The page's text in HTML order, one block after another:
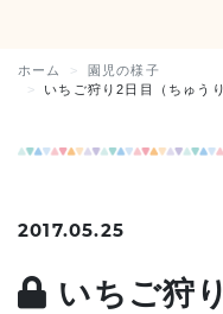
ホーム
園児の様子
いちご狩り2日目（ちゅう
2017.05.25
いちご狩